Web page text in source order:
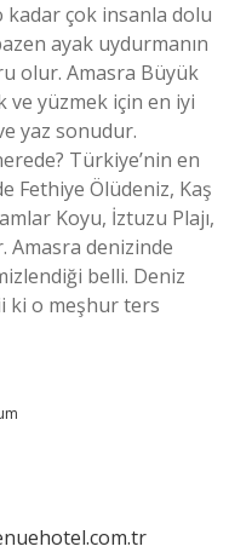
kadar çok insanla dolu
ayak uydurmanın
olur. Amasra Büyük
ve yüzmek için en iyi
yaz sonudur.
Türkiye’nin en
Fethiye Ölüdeniz, Kaş
Koyu, İztuzu Plajı,
Amasra denizinde
belli. Deniz
ki o meşhur ters